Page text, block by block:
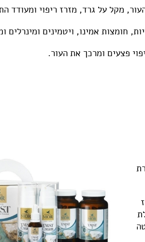
מקל על גרד, מזרז ריפוי ומעודד
חומצות אמינו, ויטמינים
פצעים ומרכך את העור.